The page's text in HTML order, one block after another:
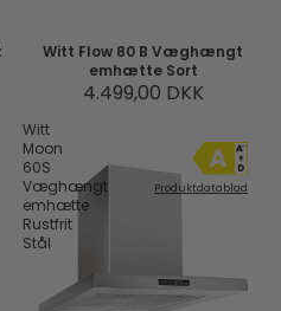
Witt Flow 80 B Væghængt
emhætte Sort
4.499,00 DKK
Witt
Moon
60S
Væghængt
emhætte
Rustfrit
Stål
Produktdatablad